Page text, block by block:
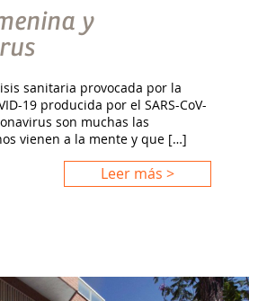
y
sanitaria provocada por la
19 producida por el SARS-CoV-
son muchas las
vienen a la mente y que […]
Leer más >